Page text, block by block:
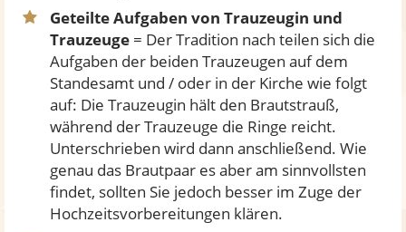
Geteilte Aufgaben von Trauzeugin und
Trauzeuge = Der Tradition nach teilen sich die
Aufgaben der beiden Trauzeugen auf dem
Standesamt und / oder in der Kirche wie folgt
auf: Die Trauzeugin hält den Brautstrauß,
während der Trauzeuge die Ringe reicht.
Unterschrieben wird dann anschließend. Wie
genau das Brautpaar es aber am sinnvollsten
findet, sollten Sie jedoch besser im Zuge der
Hochzeitsvorbereitungen klären.